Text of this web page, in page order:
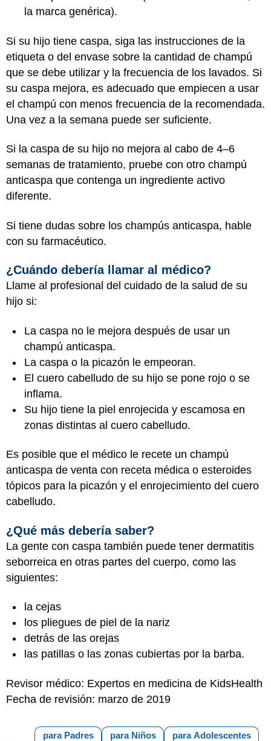
la marca genérica).
Si su hijo tiene caspa, siga las instrucciones de la
etiqueta o del envase sobre la cantidad de champú
que se debe utilizar y la frecuencia de los lavados. Si
su caspa mejora, es adecuado que empiecen a usar
el champú con menos frecuencia de la recomendada.
Una vez a la semana puede ser suficiente.
Si la caspa de su hijo no mejora al cabo de 4–6
semanas de tratamiento, pruebe con otro champú
anticaspa que contenga un ingrediente activo
diferente.
Si tiene dudas sobre los champús anticaspa, hable
con su farmacéutico.
¿Cuándo debería llamar al médico?
Llame al profesional del cuidado de la salud de su
hijo si:
La caspa no le mejora después de usar un
champú anticaspa.
La caspa o la picazón le empeoran.
El cuero cabelludo de su hijo se pone rojo o se
inflama.
Su hijo tiene la piel enrojecida y escamosa en
zonas distintas al cuero cabelludo.
Es posible que el médico le recete un champú
anticaspa de venta con receta médica o esteroides
tópicos para la picazón y el enrojecimiento del cuero
cabelludo.
¿Qué más debería saber?
La gente con caspa también puede tener dermatitis
seborreica en otras partes del cuerpo, como las
siguientes:
la cejas
los pliegues de piel de la nariz
detrás de las orejas
las patillas o las zonas cubiertas por la barba.
Revisor médico: Expertos en medicina de KidsHealth
Fecha de revisión: marzo de 2019
para Adolescentes
para Niños
para Padres